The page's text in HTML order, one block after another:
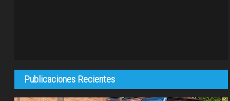
Publicaciones Recientes